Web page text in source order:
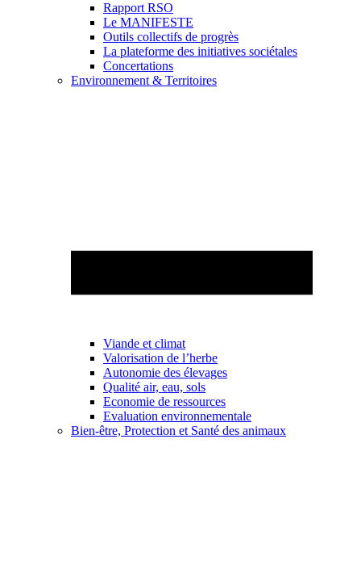
Rapport RSO
Le MANIFESTE
Outils collectifs de progrès
La plateforme des initiatives sociétales
Concertations
Environnement & Territoires
Viande et climat
Valorisation de l’herbe
Autonomie des élevages
Qualité air, eau, sols
Economie de ressources
Evaluation environnementale
Bien-être, Protection et Santé des animaux